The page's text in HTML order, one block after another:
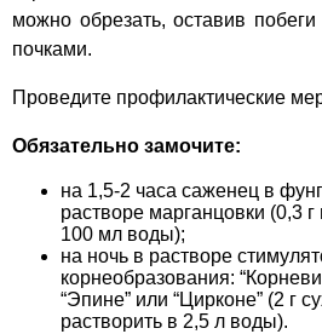
можно обрезать, оставив
почками.
Проведите профилактические
Обязательно замочите:
на 1,5-2 часа саженец в
растворе марганцовки (0,3
100 мл воды);
на ночь в растворе
корнеобразования:
“Эпине” или “Цирконе” (2 г
растворить в 2,5 л воды).